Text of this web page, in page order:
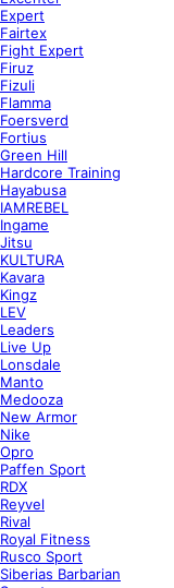
Expert
Fairtex
Fight Expert
Firuz
Fizuli
Flamma
Foersverd
Fortius
Green Hill
Hardcore Training
Hayabusa
IAMREBEL
Ingame
Jitsu
KULTURA
Kavara
Kingz
LEV
Leaders
Live Up
Lonsdale
Manto
Medooza
New Armor
Nike
Opro
Paffen Sport
RDX
Reyvel
Rival
Royal Fitness
Rusco Sport
Siberias Barbarian